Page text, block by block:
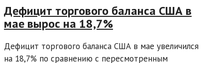
Дефицит торгового баланса США в
мае вырос на 18,7%
Дефицит торгового баланса США в мае увеличился
на 18,7% по сравнению с пересмотренным